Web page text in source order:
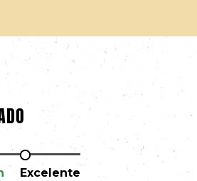
Excelente